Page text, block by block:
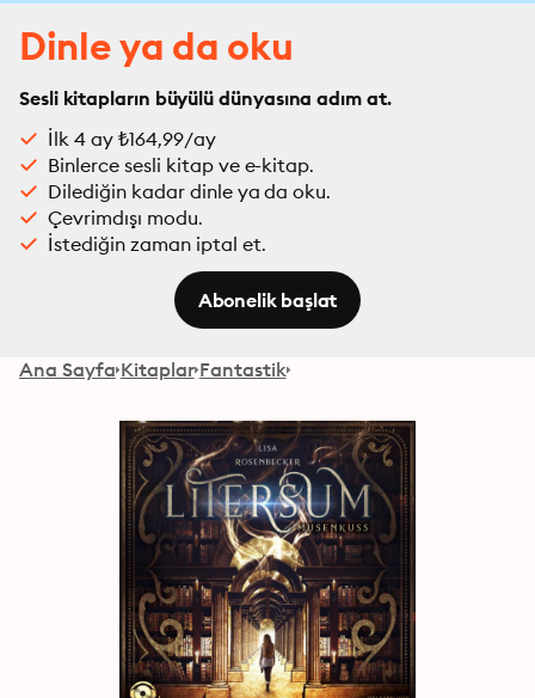
Dinle ya da oku
Sesli kitapların büyülü dünyasına adım at.
İlk 4 ay ₺164,99/ay
Binlerce sesli kitap ve e-kitap.
Dilediğin kadar dinle ya da oku.
Çevrimdışı modu.
İstediğin zaman iptal et.
Abonelik başlat
Ana Sayfa Kitaplar Fantastik